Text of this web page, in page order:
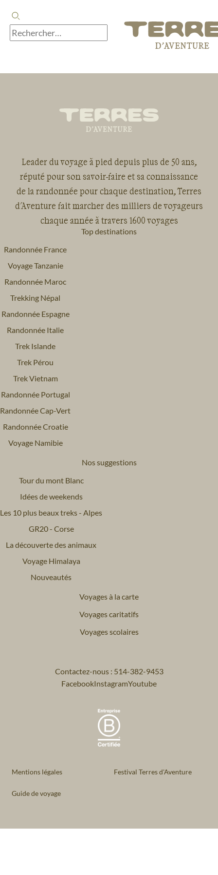
Leader du voyage à pied depuis plus de 50 ans,
réputé pour son savoir-faire et sa connaissance
de la randonnée pour chaque destination, Terres
d'Aventure fait marcher des milliers de voyageurs
chaque année à travers 1600 voyages
Top destinations
Randonnée France
Voyage Tanzanie
Randonnée Maroc
Trekking Népal
Randonnée Espagne
Randonnée Italie
Trek Islande
Trek Pérou
Trek Vietnam
Randonnée Portugal
Randonnée Cap-Vert
Randonnée Croatie
Voyage Namibie
Nos suggestions
Tour du mont Blanc
Idées de weekends
Les 10 plus beaux treks - Alpes
GR20 - Corse
La découverte des animaux
Voyage Himalaya
Nouveautés
Voyages à la carte
Voyages caritatifs
Voyages scolaires
Contactez-nous : 514-382-9453
FacebookInstagramYoutube
Mentions légales Festival Terres d'Aventure
Guide de voyage